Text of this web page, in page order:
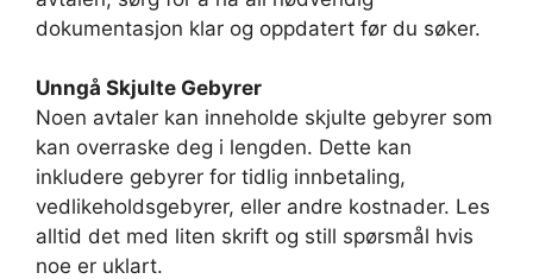
dokumentasjon klar og oppdatert før du søker.
Unngå Skjulte Gebyrer
Noen avtaler kan inneholde skjulte gebyrer som
kan overraske deg i lengden. Dette kan
inkludere gebyrer for tidlig innbetaling,
vedlikeholdsgebyrer, eller andre kostnader. Les
alltid det med liten skrift og still spørsmål hvis
noe er uklart.